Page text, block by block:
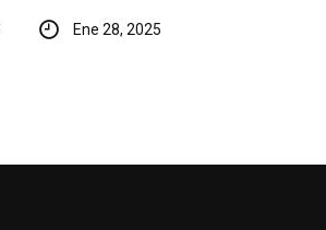
Ene 28, 2025